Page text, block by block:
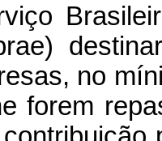
no
forem